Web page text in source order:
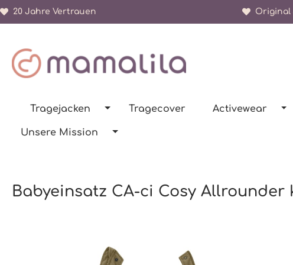
Zur Hauptnavigation springen
20 Jahre Vertrauen Original
Tragejacken Tragecover Activewear
Unsere Mission
Babyeinsatz CA-ci Cosy Allrounder